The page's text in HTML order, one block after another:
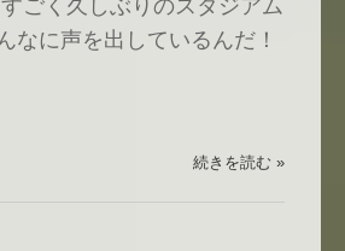
ごく久しぶりのスタジアム
なに声を出しているんだ！
続きを読む »